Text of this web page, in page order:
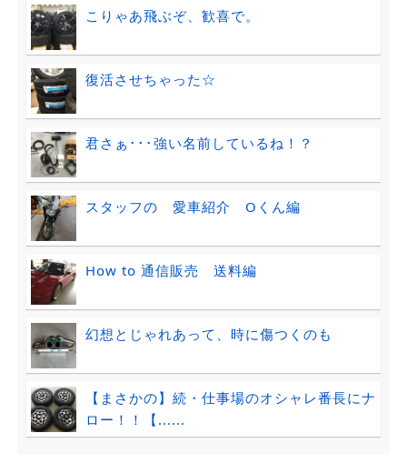
こりゃあ飛ぶぞ、歓喜で。
復活させちゃった☆
君さぁ･･･強い名前しているね！？
スタッフの 愛車紹介 Oくん編
How to 通信販売 送料編
幻想とじゃれあって、時に傷つくのも
【まさかの】続・仕事場のオシャレ番長にナ
ロー！！【......